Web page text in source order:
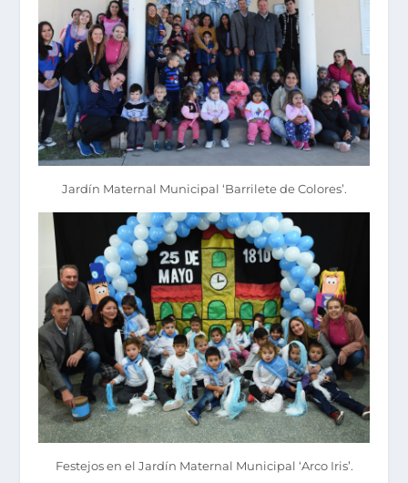
Jardín Maternal Municipal ‘Barrilete de Colores’.
Festejos en el Jardín Maternal Municipal ‘Arco Iris’.